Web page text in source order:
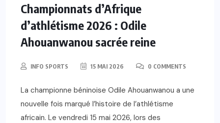
Championnats d’Afrique
d’athlétisme 2026 : Odile
Ahouanwanou sacrée reine
INFO SPORTS 15 MAI 2026 0 COMMENTS
La championne béninoise Odile Ahouanwanou a une
nouvelle fois marqué l’histoire de l’athlétisme
africain. Le vendredi 15 mai 2026, lors des